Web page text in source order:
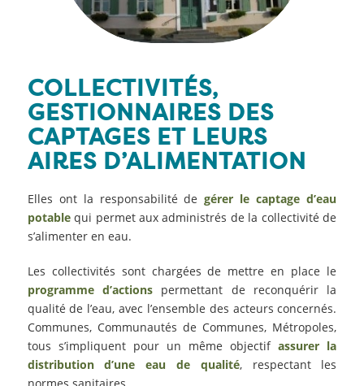
COLLECTIVITÉS,
GESTIONNAIRES DES
CAPTAGES ET LEURS
AIRES D’ALIMENTATION
Elles ont la responsabilité degérer le captage d’eau
potablequi permet aux administrés de la collectivité de
s’alimenter en eau.
Les collectivités sont chargées de mettre en place le
programme d’actionspermettant de reconquérir la
qualité de l’eau, avec l’ensemble des acteurs concernés.
Communes, Communautés de Communes, Métropoles,
tous s’impliquent pour un même objectifassurer la
distribution d’une eau de qualité, respectant les